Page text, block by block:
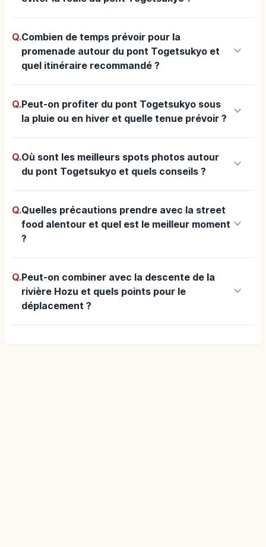
Q.Combien de temps prévoir pour la
promenade autour du pont Togetsukyo et
quel itinéraire recommandé ?
keyboard_arrow_down
Q.Peut-on profiter du pont Togetsukyo sous
la pluie ou en hiver et quelle tenue prévoir ?
keyboard_arrow_down
Q.Où sont les meilleurs spots photos autour
du pont Togetsukyo et quels conseils ?
keyboard_arrow_down
Q.Quelles précautions prendre avec la street
food alentour et quel est le meilleur moment
?
keyboard_arrow_down
Q.Peut-on combiner avec la descente de la
rivière Hozu et quels points pour le
déplacement ?
keyboard_arrow_down